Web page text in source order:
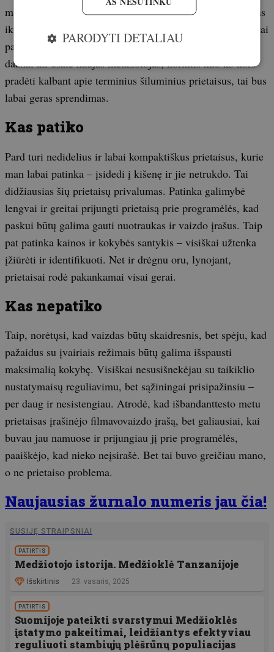
malonus ir taikinys bus pakankamai gerai identifikuojamas
iki 300 metrų atstumu, o to normaliomis sąlygomis visiškai
pakanka. Jei biudžetas yra svarbus, jei medžiojate ne itin
dažnai air esate naujas medžiotojas, norintis nuo ko nors
pradėti kalbant apie terminius šiluminius prietaisus, tai bus
labai geras sprendimas.
Kas patiko
Pard turi nedidelius ir labai kompaktiškus prietaisus, kurie
man labai patinka – įsidedi į kišenę ir jie netrukdo. Tai
didžiausias šių prietaisų privalumas. Patinka galimybė
lengvai ir greitai prijungti prietaisą prie programėlės, kad
paskui būtų galima gauti nuotraukas ir vaizdo įrašus. Taip
pat patinka kainos ir kokybės santykis – visiškai užtenka
įžiūrėti ir identifikuoti. Net ir drėgnu oru, lynojant,
prietaisai rodė pakankamai visai gerai.
Kas nepatiko
Taip, norėtųsi, kad vaizdas būtų skaidresnis, bet spėju, kad
pažaidus su įvairiais režimais būtų galima išspausti
maksimalią kokybę. Visiškai nesusišnekėjau su taikiklio
nustatymaisų reguliavimu, bet sąžiningai prisipažinsiu –
per daug ir nesistengiau. Atrodė, kad išbandanttesto metu
prietaisas įrašinėjo filmavovaizdo įrašą, bet galiausiai, kai
buvau jau namuose ir prijungiau jį prie programėlės,
paaiškėjo, kad nieko neįsirašė. Bet tai buvo greičiau mano,
o ne prietaiso problema.
Naujausias žurnalo numeris jau čia!
SUSIJĘ STRAIPSNIAI
PATIRTIS
Medžiotojo istorija. Medžioklė Tanzanijoje
Išskirtinis 23. vasaris, 2025
PATIRTIS
Suomijoje pateikti svarstymui Medžioklės
įstatymo pakeitimai, leidžiantys efektyviau
reguliuoti stambiųjų plėšrūnų populiacijas
PARODYTI DETALIAU